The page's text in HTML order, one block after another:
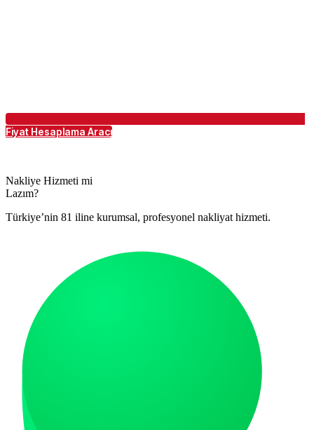
Fiyat Hesaplama Aracı
Nakliye Hizmeti mi
Lazım?
Türkiye’nin 81 iline kurumsal, profesyonel nakliyat hizmeti.